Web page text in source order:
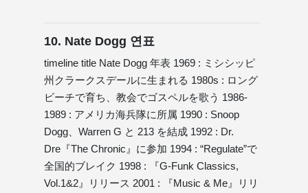
10. Nate Dogg 연표
timeline title Nate Dogg 年表 1969 : ミシシッピ
州クラークスデールに生まれる 1980s : ロング
ビーチで育ち、教会でゴスペルを歌う 1986-
1989 : アメリカ海兵隊に所属 1990 : Snoop
Dogg、Warren G と 213 を結成 1992 : Dr.
Dre『The Chronic』に参加 1994 : “Regulate”で
全国的ブレイク 1998 : 『G-Funk Classics,
Vol.1&2』リリース 2001 : 『Music & Me』リリ